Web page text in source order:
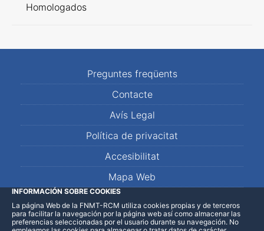
Homologados
Preguntes freqüents
Contacte
Avís Legal
Política de privacitat
Accesibilitat
Mapa Web
LinkedInFacebookWhatsApp
INFORMACIÓN SOBRE COOKIES
La página Web de la FNMT-RCM utiliza cookies propias y de terceros
para facilitar la navegación por la página web así como almacenar las
preferencias seleccionadas por el usuario durante su navegación. No